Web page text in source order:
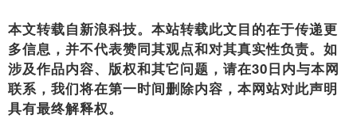
本文转载自新浪科技。本站转载此文目的在于传递更
多信息，并不代表赞同其观点和对其真实性负责。如
涉及作品内容、版权和其它问题，请在30日内与本网
联系，我们将在第一时间删除内容，本网站对此声明
具有最终解释权。